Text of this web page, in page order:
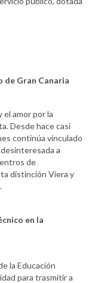
de Gran Canaria
el amor por la
Desde hace casi
continúa vinculado
a
de
distinción Viera y
en la
la Educación
para trasmitir a